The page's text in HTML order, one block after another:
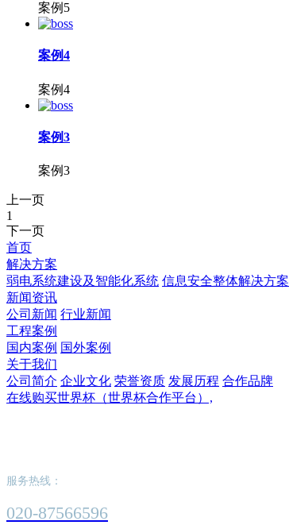
案例5
案例4
案例4
案例3
案例3
上一页
1
下一页
首页
解决方案
弱电系统建设及智能化系统 信息安全整体解决方案
新闻资讯
公司新闻 行业新闻
工程案例
国内案例 国外案例
关于我们
公司简介 企业文化 荣誉资质 发展历程 合作品牌
在线购买世界杯（世界杯合作平台）,
服务热线：
020-87566596